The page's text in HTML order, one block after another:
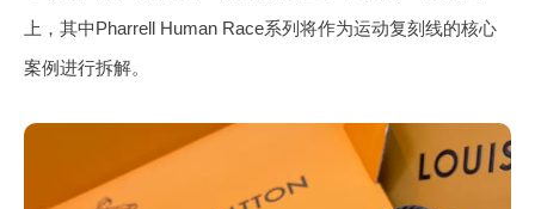
上，其中Pharrell Human Race系列将作为运动复刻线的核心
案例进行拆解。